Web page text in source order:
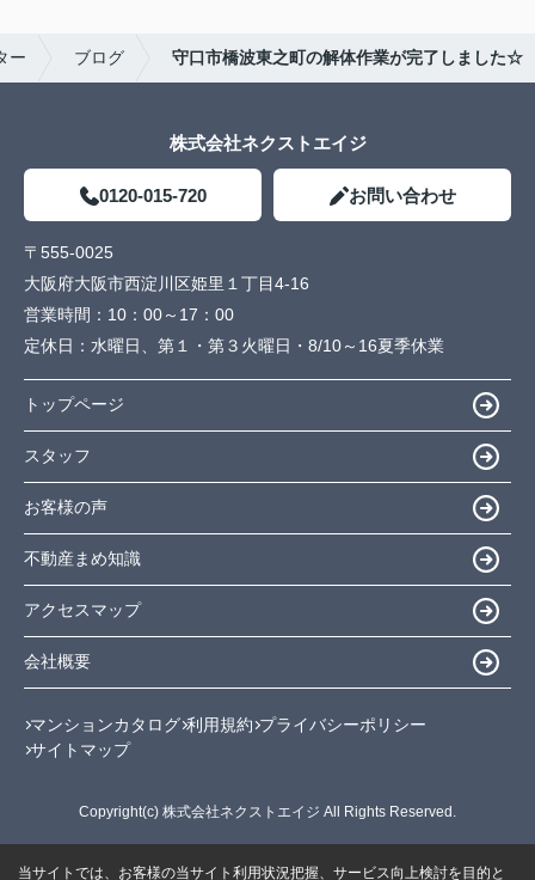
ー ブログ 守口市橋波東之町の解体作業が完了しました☆
株式会社ネクストエイジ
0120-015-720 お問い合わせ
〒555-0025
大阪府大阪市西淀川区姫里１丁目4-16
営業時間： 10：00～17：00
定休日： 水曜日、第１・第３火曜日・8/10～16夏季休業
トップページ
スタッフ
お客様の声
不動産まめ知識
アクセスマップ
会社概要
マンションカタログ 利用規約 プライバシーポリシー
サイトマップ
Copyright(c) 株式会社ネクストエイジ All Rights Reserved.
当サイトでは、お客様の当サイト利用状況把握、サービス向上検討を目的と